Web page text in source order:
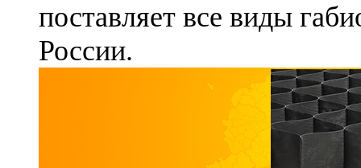
поставляет все виды
России.